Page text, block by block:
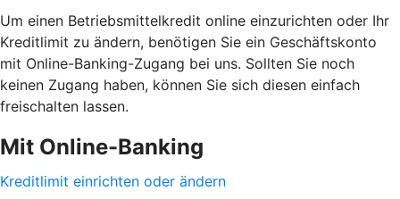
Um einen Betriebsmittelkredit online einzurichten oder Ihr
Kreditlimit zu ändern, benötigen Sie ein Geschäftskonto
mit Online-Banking-Zugang bei uns. Sollten Sie noch
keinen Zugang haben, können Sie sich diesen einfach
freischalten lassen.
Mit Online-Banking
Kreditlimit einrichten oder ändern